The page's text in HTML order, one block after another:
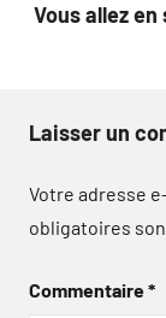
Vous allez
Laisser un
Votre adresse
obligatoires
Commentaire*